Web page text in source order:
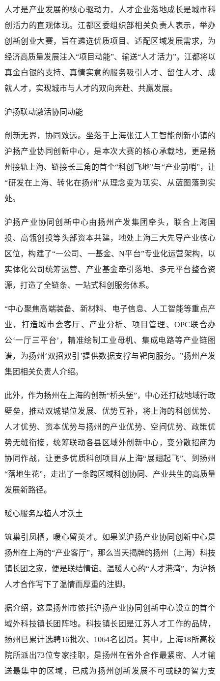
人才是产业发展的核心驱动力，人才企业落地成长是城市科
创活力的直观体现。江都区委组织部相关负责人表示，举办
创新创业大赛，旨在遴选优质项目、适配区域发展需求，为
经济高质量发展注入“项目动能”、输送“人才活力”。江都将以
真金白银的支持、真情实意的服务吸引人才、留住人才、成
就人才，实现城市与人才的双向奔赴、共赢发展。
沪扬联动激活协同动能
创新无界，协同致远。坐落于上海张江人工智能创新小镇的
沪扬产业协同创新中心，是本次大赛的核心承载地，更是扬
州接轨上海、链接长三角的首个“科创飞地”与“产业前哨”，让
“研发在上海、转化在扬州”从理念变为现实、从蓝图落到实
处。
沪扬产业协同创新中心由扬州产发集团牵头，联合上海国
投、高瓴创投等头部资本共建，地处上海三大先导产业核心
区位，构建了“一公司、一基金、N平台”专业化运营架构，以
实体化公司统筹运营、产业基金牵引落地、多元平台整合资
源，打造了全链条、一站式科创服务体系。
“中心聚焦高端装备、新材料、电子信息、人工智能等重点产
业，打造城市会客厅、产业分析、项目管理、OPC联合办
公‘一厅三平台’，精准绘制工业母机、集成电路等产业链图
谱，为扬州‘双招双引’提供数据支撑与靶向服务。”扬州产发
集团相关负责人介绍。
此外，作为扬州在上海的创新“桥头堡”，中心还打破地域行政
壁垒，推动双城错位发展、优势互补，将上海的科创优势、
人才优势、资本优势与扬州的产业优势、空间优势、政策优
势无缝衔接，统筹联动各县区域外创新中心，变分散招商为
协同作战，让更多优质科创项目从上海“展翅起飞”、到扬州
“落地生花”，走出了一条跨区域科创协同、产业共生的高质量
发展新路径。
暖心服务厚植人才沃土
筑巢引凤栖，暖心留英才。如果说沪扬产业协同创新中心是
扬州在上海的“产业客厅”，那么当天揭牌的扬州（上海）科技
镇长团之家，便是联结情谊、温暖人心的“人才港湾”，为沪扬
人才合作写下了温情而厚重的注脚。
据介绍，这是扬州市依托沪扬产业协同创新中心设立的首个
域外科技镇长团阵地。科技镇长团是江苏人才工作的品牌，
扬州已累计选聘16批次、1064名团员。其中，上海18所高校
院所派出73位专家挂职，是扬州在省外合作最紧密、人才输
送最集中的区域，已成为扬州创新发展不可或缺的智力支